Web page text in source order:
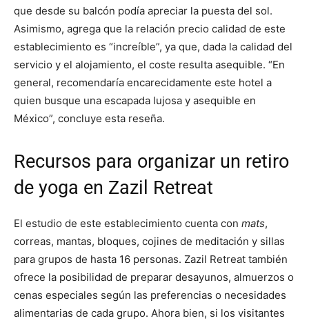
que desde su balcón podía apreciar la puesta del sol.
Asimismo, agrega que la relación precio calidad de este
establecimiento es “increíble”, ya que, dada la calidad del
servicio y el alojamiento, el coste resulta asequible. “En
general, recomendaría encarecidamente este hotel a
quien busque una escapada lujosa y asequible en
México”, concluye esta reseña.
Recursos para organizar un retiro
de yoga en Zazil Retreat
El estudio de este establecimiento cuenta con mats,
correas, mantas, bloques, cojines de meditación y sillas
para grupos de hasta 16 personas. Zazil Retreat también
ofrece la posibilidad de preparar desayunos, almuerzos o
cenas especiales según las preferencias o necesidades
alimentarias de cada grupo. Ahora bien, si los visitantes